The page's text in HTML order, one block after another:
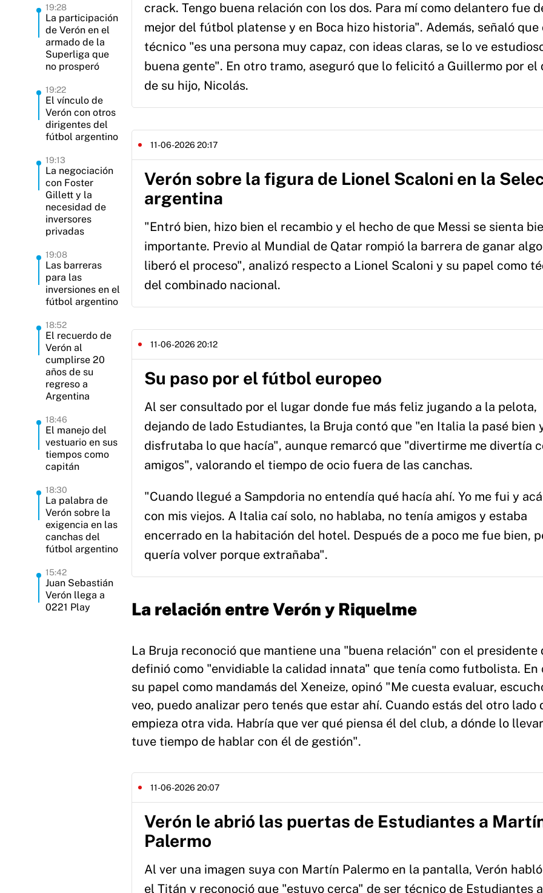
19:28
La participación
de Verón en el
armado de la
Superliga que
no prosperó
19:22
El vínculo de
Verón con otros
dirigentes del
fútbol argentino
19:13
La negociación
con Foster
Gillett y la
necesidad de
inversores
privadas
19:08
Las barreras
para las
inversiones en el
fútbol argentino
18:52
El recuerdo de
Verón al
cumplirse 20
años de su
regreso a
Argentina
18:46
El manejo del
vestuario en sus
tiempos como
capitán
18:30
La palabra de
Verón sobre la
exigencia en las
canchas del
fútbol argentino
15:42
Juan Sebastián
Verón llega a
0221 Play
crack. Tengo buena relación con los dos. Para mí como delantero fue
mejor del fútbol platense y en Boca hizo historia". Además, señaló que
técnico "es una persona muy capaz, con ideas claras, se lo ve
buena gente". En otro tramo, aseguró que lo felicitó a Guillermo por el
de su hijo, Nicolás.
11-06-2026 20:17
Verón sobre la figura de Lionel Scaloni en la
argentina
"Entró bien, hizo bien el recambio y el hecho de que Messi se sienta
importante. Previo al Mundial de Qatar rompió la barrera de ganar
liberó el proceso", analizó respecto a Lionel Scaloni y su papel como
del combinado nacional.
11-06-2026 20:12
Su paso por el fútbol europeo
Al ser consultado por el lugar donde fue más feliz jugando a la pelota,
dejando de lado Estudiantes, la Bruja contó que "en Italia la pasé bien
disfrutaba lo que hacía", aunque remarcó que "divertirme me divertía
amigos", valorando el tiempo de ocio fuera de las canchas.
"Cuando llegué a Sampdoria no entendía qué hacía ahí. Yo me fui y
con mis viejos. A Italia caí solo, no hablaba, no tenía amigos y estaba
encerrado en la habitación del hotel. Después de a poco me fue bien,
quería volver porque extrañaba".
La relación entre Verón y Riquelme
La Bruja reconoció que mantiene una "buena relación" con el presidente
definió como "envidiable la calidad innata" que tenía como futbolista. En
su papel como mandamás del Xeneize, opinó "Me cuesta evaluar,
veo, puedo analizar pero tenés que estar ahí. Cuando estás del otro lado
empieza otra vida. Habría que ver qué piensa él del club, a dónde lo
tuve tiempo de hablar con él de gestión".
11-06-2026 20:07
Verón le abrió las puertas de Estudiantes a
Palermo
Al ver una imagen suya con Martín Palermo en la pantalla, Verón
el Titán y reconoció que "estuvo cerca" de ser técnico de Estudiantes